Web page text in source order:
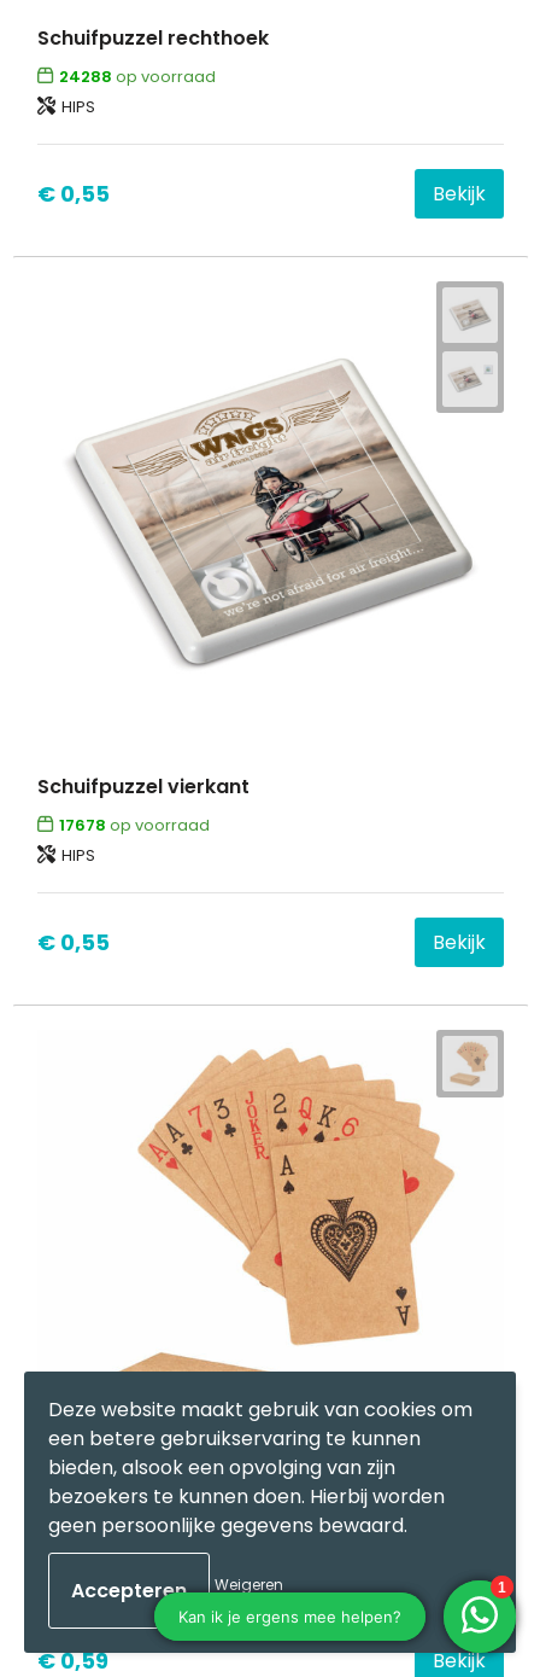
Schuifpuzzel rechthoek
24288 op voorraad
HIPS
€ 0,55 Bekijk
Schuifpuzzel vierkant
17678 op voorraad
HIPS
€ 0,55 Bekijk
ARUBA + - Speelkaarten van recycled papier
€ 0,59 Bekijk
Deze website maakt gebruik van cookies om
een betere gebruikservaring te kunnen
bieden, alsook een opvolging van zijn
bezoekers te kunnen doen. Hierbij worden
geen persoonlijke gegevens bewaard.
Weigeren